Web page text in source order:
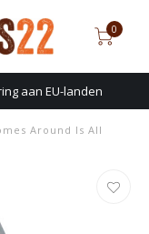
0
aan EU-landen
Around Is All